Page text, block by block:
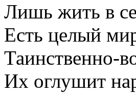
Лишь жить в
Есть целый
Таинственно-
Их оглушит